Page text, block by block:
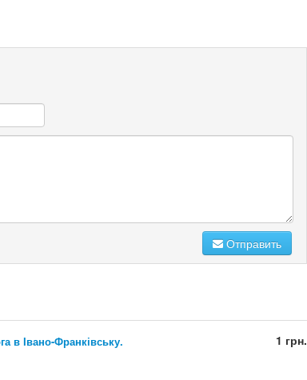
Отправить
в Івано-Франківську. 1 грн.